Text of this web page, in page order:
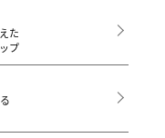
た
プ